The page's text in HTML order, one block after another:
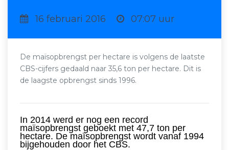
16 februari 2016 07:07 uur
De maïsopbrengst per hectare is volgens de laatste
CBS-cijfers gedaald naar 35,6 ton per hectare. Dit is
de laagste opbrengst sinds 1996.
In 2014 werd er nog een record
maïsopbrengst geboekt met 47,7 ton per
hectare. De maïsopbrengst wordt vanaf 1994
bijgehouden door het CBS.